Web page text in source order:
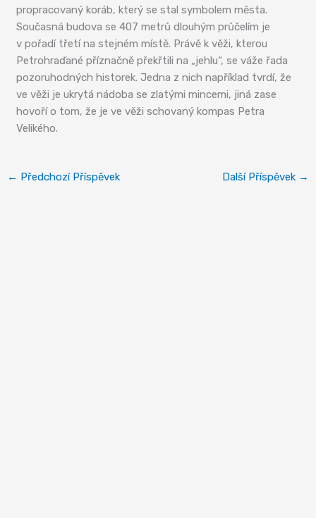
propracovaný koráb, který se stal symbolem města.
Současná budova se 407 metrů dlouhým průčelím je
v pořadí třetí na stejném místě. Právě k věži, kterou
Petrohraďané příznačně překřtili na „jehlu“, se váže řada
pozoruhodných historek. Jedna z nich například tvrdí, že
ve věži je ukrytá nádoba se zlatými mincemi, jiná zase
hovoří o tom, že je ve věži schovaný kompas Petra
Velikého.
← Předchozí Příspěvek Další Příspěvek →